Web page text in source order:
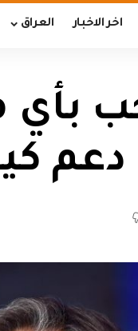
اخر الاخبار العراق
بأي